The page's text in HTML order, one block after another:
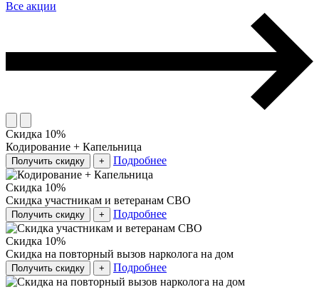
Все акции
Скидка 10%
Кодирование + Капельница
Получить скидку + Подробнее
Скидка 10%
Скидка участникам и ветеранам СВО
Получить скидку + Подробнее
Скидка 10%
Скидка на повторный вызов нарколога на дом
Получить скидку + Подробнее